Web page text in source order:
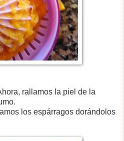
rallamos la piel de la
los espárragos dorándolos